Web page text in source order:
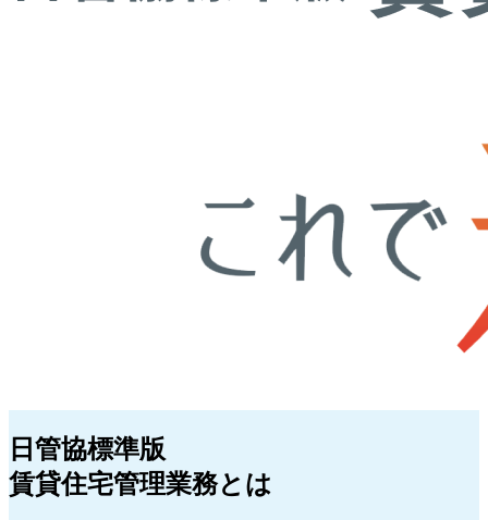
日管協標準版
賃貸住宅管理業務とは